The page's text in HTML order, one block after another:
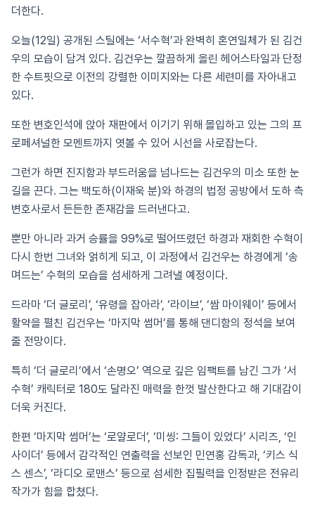
더한다.
오늘(12일) 공개된 스틸에는 ‘서수혁’과 완벽히 혼연일체가 된 김건
우의 모습이 담겨 있다. 김건우는 깔끔하게 올린 헤어스타일과 단정
한 수트핏으로 이전의 강렬한 이미지와는 다른 세련미를 자아내고
있다.
또한 변호인석에 앉아 재판에서 이기기 위해 몰입하고 있는 그의 프
로페셔널한 모멘트까지 엿볼 수 있어 시선을 사로잡는다.
그런가 하면 진지함과 부드러움을 넘나드는 김건우의 미소 또한 눈
길을 끈다. 그는 백도하(이재욱 분)와 하경의 법정 공방에서 도하 측
변호사로서 든든한 존재감을 드러낸다고.
뿐만 아니라 과거 승률을 99%로 떨어뜨렸던 하경과 재회한 수혁이
다시 한번 그녀와 얽히게 되고, 이 과정에서 김건우는 하경에게 ‘송
며드는’ 수혁의 모습을 섬세하게 그려낼 예정이다.
드라마 ‘더 글로리’, ‘유령을 잡아라’, ‘라이브’, ‘쌈 마이웨이’ 등에서
활약을 펼친 김건우는 ‘마지막 썸머’를 통해 댄디함의 정석을 보여
줄 전망이다.
특히 ‘더 글로리’에서 ‘손명오’ 역으로 깊은 임팩트를 남긴 그가 ‘서
수혁’ 캐릭터로 180도 달라진 매력을 한껏 발산한다고 해 기대감이
더욱 커진다.
한편 ‘마지막 썸머’는 ‘로얄로더’, ‘미씽: 그들이 있었다’ 시리즈, ‘인
사이더’ 등에서 감각적인 연출력을 선보인 민연홍 감독과, ‘키스 식
스 센스’, ‘라디오 로맨스’ 등으로 섬세한 집필력을 인정받은 전유리
작가가 힘을 합쳤다.